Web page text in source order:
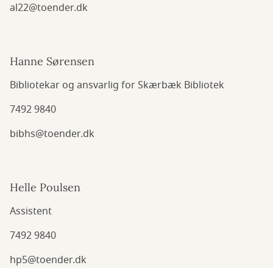
al22@toender.dk
Hanne Sørensen
Bibliotekar og ansvarlig for Skærbæk Bibliotek
7492 9840
bibhs@toender.dk
Helle Poulsen
Assistent
7492 9840
hp5@toender.dk